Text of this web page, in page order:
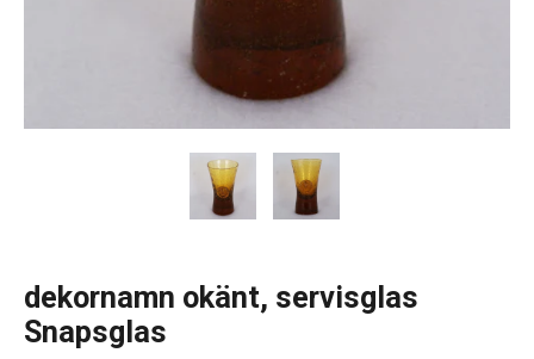
dekornamn okänt, servisglas
Snapsglas